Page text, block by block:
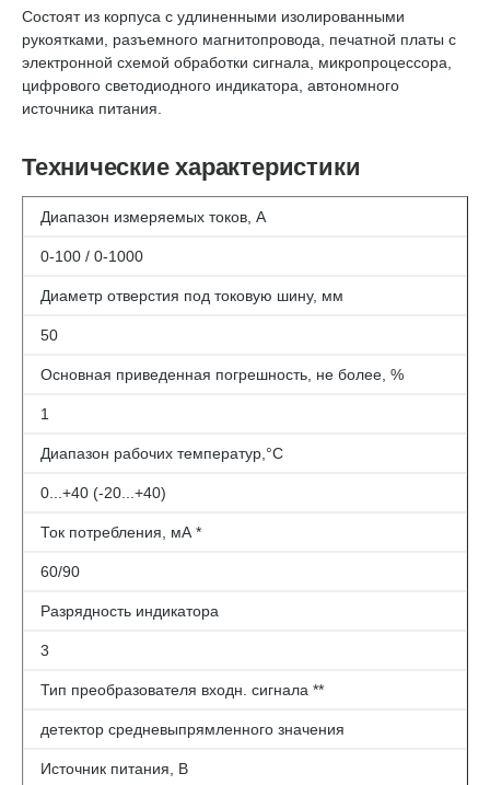
Состоят из корпуса с удлиненными изолированными
рукоятками, разъемного магнитопровода, печатной платы с
электронной схемой обработки сигнала, микропроцессора,
цифрового светодиодного индикатора, автономного
источника питания.
Технические характеристики
Диапазон измеряемых токов, А
0-100 / 0-1000
Диаметр отверстия под токовую шину, мм
50
Основная приведенная погрешность, не более, %
1
Диапазон рабочих температур,°С
0...+40 (-20...+40)
Ток потребления, мА *
60/90
Разрядность индикатора
3
Тип преобразователя входн. сигнала **
детектор средневыпрямленного значения
Источник питания, В